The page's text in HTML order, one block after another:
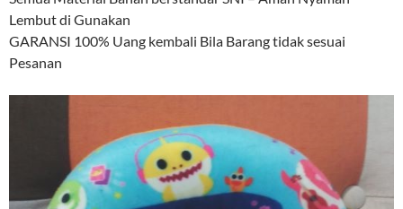
Lembut di Gunakan
GARANSI 100% Uang kembali Bila Barang tidak sesuai
Pesanan